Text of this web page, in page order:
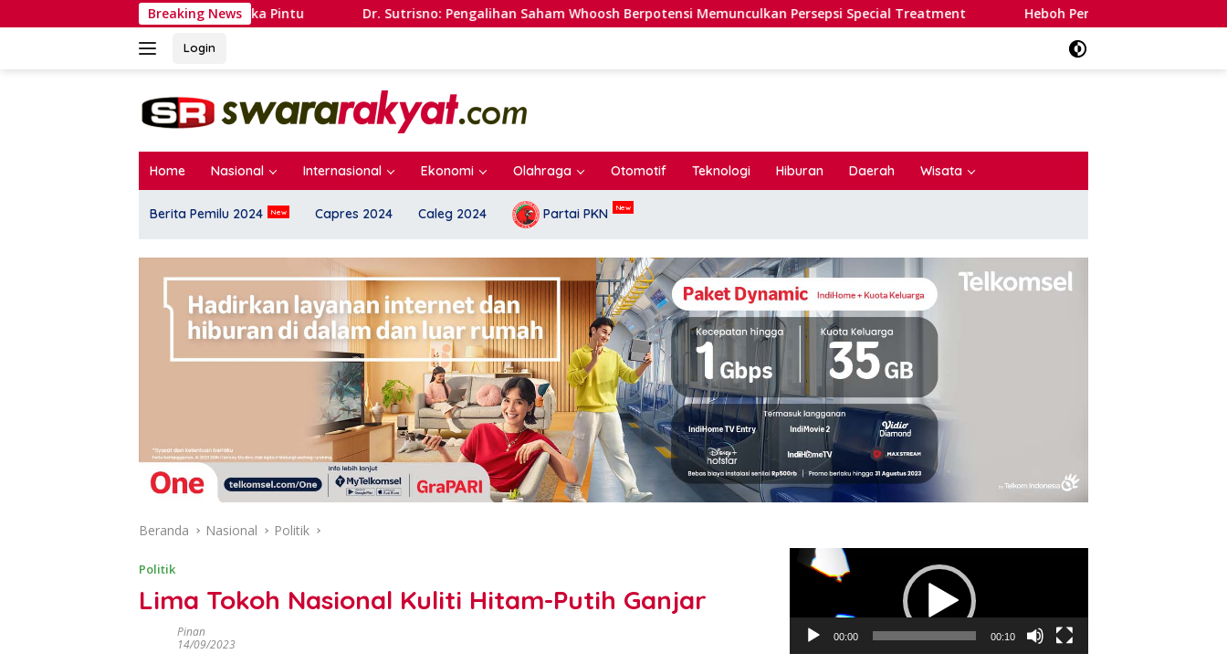
ke
Breaking News
dan Politik Buka Pintu Dr. Sutrisno: Pengalihan Saham Whoosh Berpotensi Memunculkan Persepsi Special Treatment Heboh Penangkapan Dua Warganet, Kompolnas
Login
Home Nasional Internasional Ekonomi Olahraga Otomotif Teknologi Hiburan Daerah Wisata
Berita Pemilu 2024 Capres 2024 Caleg 2024 Partai PKN
Beranda Nasional Politik
Politik
Lima Tokoh Nasional Kuliti Hitam-Putih Ganjar
Pinan
14/09/2023
Pemutar
Video
00:00 00:10